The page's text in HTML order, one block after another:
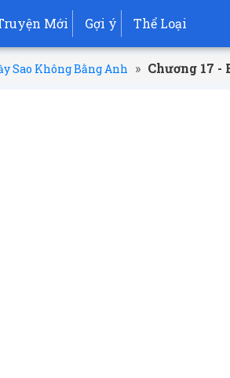
Mới Gợi ý Thể Loại
Sao Không Bằng Anh » Chương 17 -